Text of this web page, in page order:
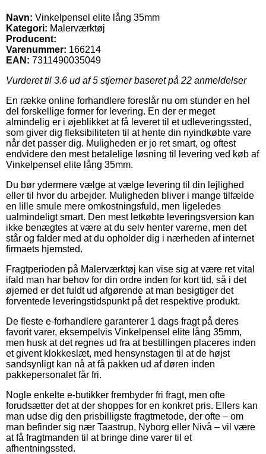
Navn: Vinkelpensel elite lång 35mm
Kategori: Malerværktøj
Producent:
Varenummer: 166214
EAN: 7311490035049
Vurderet til 3.6 ud af 5 stjerner baseret på 22 anmeldelser
En række online forhandlere foreslår nu om stunder en hel
del forskellige former for levering. En der er meget
almindelig er i øjeblikket at få leveret til et udleveringssted,
som giver dig fleksibiliteten til at hente din nyindkøbte vare
når det passer dig. Muligheden er jo ret smart, og oftest
endvidere den mest betalelige løsning til levering ved køb af
Vinkelpensel elite lång 35mm.
Du bør ydermere vælge at vælge levering til din lejlighed
eller til hvor du arbejder. Muligheden bliver i mange tilfælde
en lille smule mere omkostningsfuld, men ligeledes
ualmindeligt smart. Den mest letkøbte leveringsversion kan
ikke benægtes at være at du selv henter varerne, men det
står og falder med at du opholder dig i nærheden af internet
firmaets hjemsted.
Fragtperioden på Malerværktøj kan vise sig at være ret vital
ifald man har behov for din ordre inden for kort tid, så i det
øjemed er det fuldt ud afgørende at man besigtiger det
forventede leveringstidspunkt på det respektive produkt.
De fleste e-forhandlere garanterer 1 dags fragt på deres
favorit varer, eksempelvis Vinkelpensel elite lång 35mm,
men husk at det regnes ud fra at bestillingen placeres inden
et givent klokkeslæt, med hensynstagen til at de højst
sandsynligt kan nå at få pakken ud af døren inden
pakkepersonalet får fri.
Nogle enkelte e-butikker frembyder fri fragt, men ofte
forudsætter det at der shoppes for en konkret pris. Ellers kan
man udse dig den prisbilligste fragtmetode, der ofte – om
man befinder sig nær Taastrup, Nyborg eller Nivå – vil være
at få fragtmanden til at bringe dine varer til et
afhentningssted.